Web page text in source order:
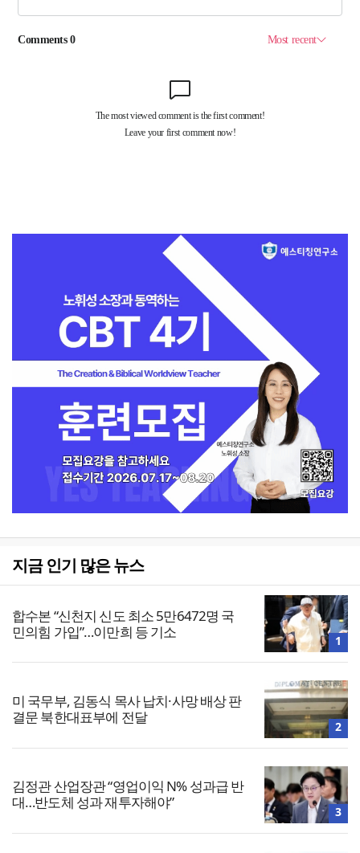
지금 인기 많은 뉴스
합수본 “신천지 신도 최소 5만6472명 국
민의힘 가입”…이만희 등 기소
1
미 국무부, 김동식 목사 납치·사망 배상 판
결문 북한대표부에 전달
2
김정관 산업장관 “영업이익 N% 성과급 반
대…반도체 성과 재투자해야”
3